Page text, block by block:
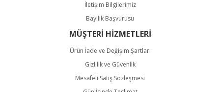
İletişim Bilgilerimiz
Bayilik Başvurusu
MÜŞTERİ HİZMETLERİ
Ürün İade ve Değişim Şartları
Gizlilik ve Güvenlik
Mesafeli Satış Sözleşmesi